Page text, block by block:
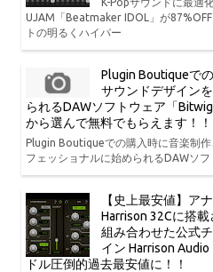
UJAM「Beatmaker IDOL」が
トの明るくハイパー
Plugin Boutiqueで
サウンドデザイン
られるDAWソフトウェア「
から選んで無料でもらえます！！
Plugin Boutiqueでの購入時に音楽制
フェッショナルに始められるDAWソ
【史上最安値】ア
Harrison 32Cに搭
組み合わせた公式
イン Harrison
ドル圧倒的過去最安値に！！